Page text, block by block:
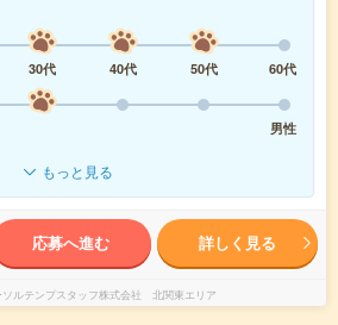
30代 40代 50代
60代
男性
もっと見る
応募へ進む 詳しく見る
ソルテンプスタッフ株式会社 北関東エリア